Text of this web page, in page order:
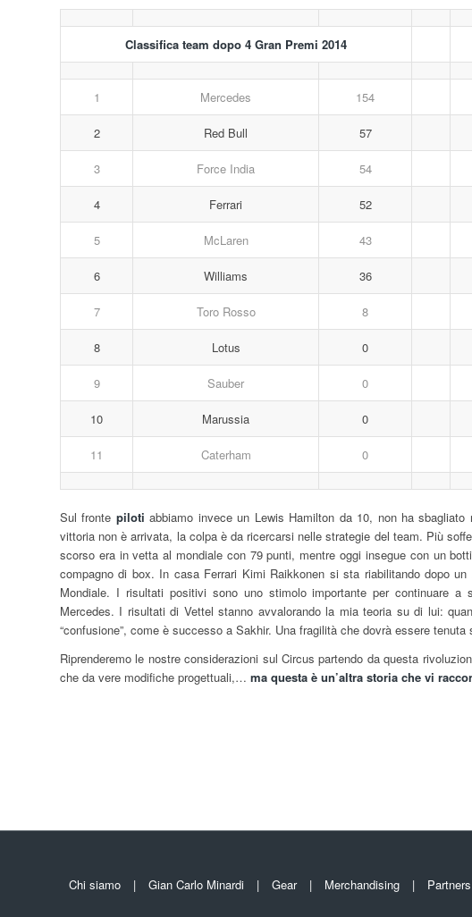
Classifica team dopo 4 Gran Premi 2014
1 Mercedes 154
2 Red Bull 57
3 Force India 54
4 Ferrari 52
5 McLaren 43
6 Williams 36
7 Toro Rosso 8
8 Lotus 0
9 Sauber 0
10 Marussia 0
11 Caterham 0
Sul fronte piloti abbiamo invece un Lewis Hamilton da 10, non ha
vittoria non è arrivata, la colpa è da ricercarsi nelle strategie del team. Più
scorso era in vetta al mondiale con 79 punti, mentre oggi insegue con un
compagno di box. In casa Ferrari Kimi Raikkonen si sta riabilitando dopo
Mondiale. I risultati positivi sono uno stimolo importante per continuare
Mercedes. I risultati di Vettel stanno avvalorando la mia teoria su di lui:
“confusione”, come è successo a Sakhir. Una fragilità che dovrà essere
Riprenderemo le nostre considerazioni sul Circus partendo da questa
che da vere modifiche progettuali,… ma questa è un’altra storia che vi
Chi siamo Gian Carlo Minardi Gear Merchandising Partners